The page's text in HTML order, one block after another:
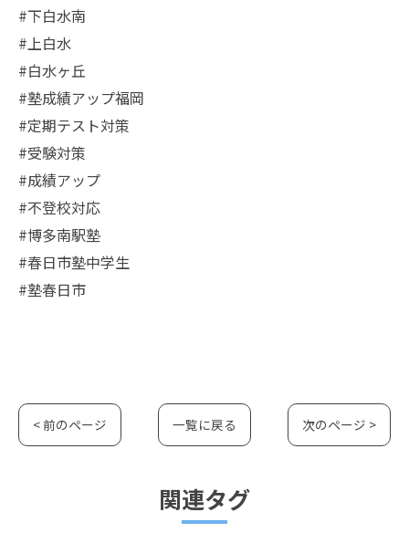
#下白水南
#上白水
#白水ヶ丘
#塾成績アップ福岡
#定期テスト対策
#受験対策
#成績アップ
#不登校対応
#博多南駅塾
#春日市塾中学生
#塾春日市
< 前のページ 一覧に戻る 次のページ >
関連タグ